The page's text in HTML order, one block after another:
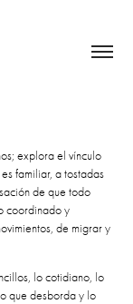
explora el vínculo
familiar, a tostadas
de que todo
coordinado y
de migrar y
lo cotidiano, lo
que desborda y lo